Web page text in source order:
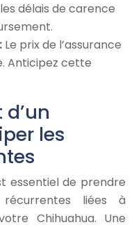
délais de carence
Le prix de l’assurance
Anticipez cette
les
essentiel de prendre
liées à
Chihuahua. Une